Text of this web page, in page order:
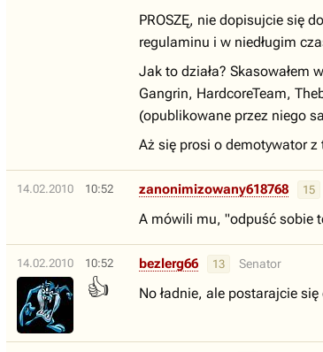
PROSZĘ, nie dopisujcie się
regulaminu i w niedługim
Jak to działa? Skasowałem
Gangrin, HardcoreTeam,
(opublikowane przez niego
Aż się prosi o demotywator
14.02.2010 10:52 zanonimizowany618768 15
A mówili mu, "odpuść sobie
14.02.2010 10:52
👍
bezlerg66 13 Senator
No ładnie, ale postarajcie